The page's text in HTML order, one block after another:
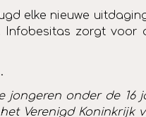
elke nieuwe
zorgt voor
onder de 16
Verenigd